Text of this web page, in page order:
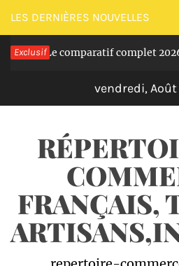
Passer
au
contenu
LES DERNIÈRES NOUVELLES
Exclusif
comparatif complet 2026 Il
vendredi, Août
FRANÇAIS,